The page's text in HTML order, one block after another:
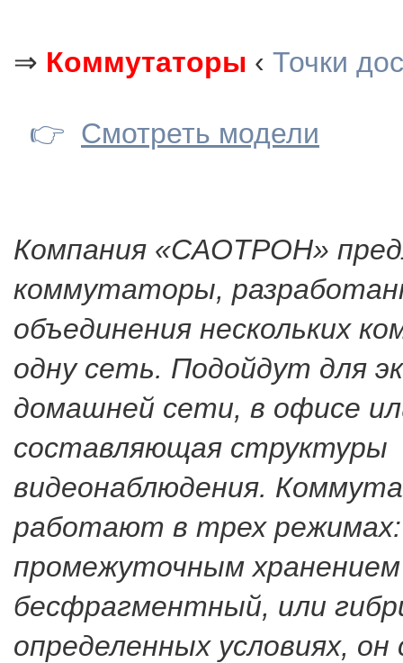
⇒ Коммутаторы ‹ Точки
👉 Смотреть модели
Компания «CAOTPOH»
коммутаторы,
объединения нескольких
одну сеть. Подойдут для
домашней сети, в офисе
составляющая структуры
видеонаблюдения.
работают в трех режимах:
промежуточным
бесфрагментный, или
определенных условиях,